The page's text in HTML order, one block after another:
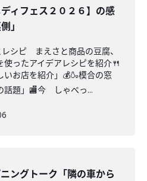
ィフェス２０２６】の感
」
シピ まえさと商品の豆腐、
ったアイデアレシピを紹介🍴
お店を紹介」💰🍶模合の窓
話題」🏬今 しゃべっ...
ングトーク「隣の車から